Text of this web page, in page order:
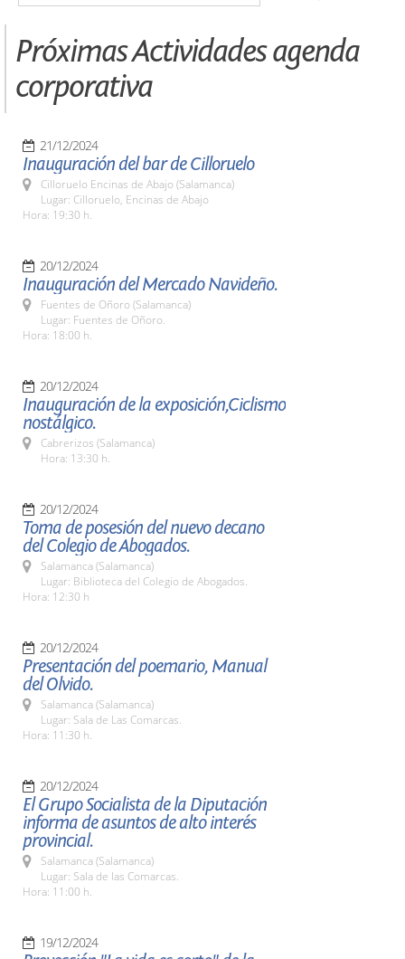
Próximas Actividades agenda
corporativa
21/12/2024
Inauguración del bar de Cilloruelo
Cilloruelo Encinas de Abajo (Salamanca)
Lugar: Cilloruelo, Encinas de Abajo
Hora: 19:30 h.
20/12/2024
Inauguración del Mercado Navideño.
Fuentes de Oñoro (Salamanca)
Lugar: Fuentes de Oñoro.
Hora: 18:00 h.
20/12/2024
Inauguración de la exposición,Ciclismo
nostálgico.
Cabrerizos (Salamanca)
Hora: 13:30 h.
20/12/2024
Toma de posesión del nuevo decano
del Colegio de Abogados.
Salamanca (Salamanca)
Lugar: Biblioteca del Colegio de Abogados.
Hora: 12:30 h
20/12/2024
Presentación del poemario, Manual
del Olvido.
Salamanca (Salamanca)
Lugar: Sala de Las Comarcas.
Hora: 11:30 h.
20/12/2024
El Grupo Socialista de la Diputación
informa de asuntos de alto interés
provincial.
Salamanca (Salamanca)
Lugar: Sala de las Comarcas.
Hora: 11:00 h.
19/12/2024